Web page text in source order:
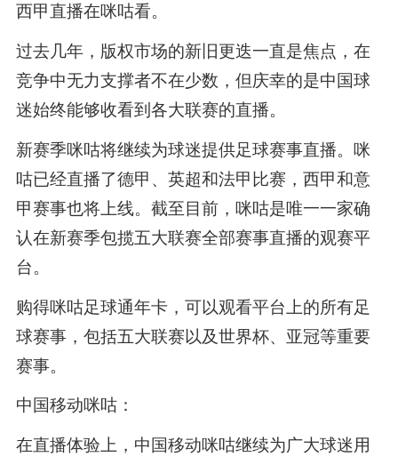
西甲直播在咪咕看。
过去几年，版权市场的新旧更迭一直是焦点，在
竞争中无力支撑者不在少数，但庆幸的是中国球
迷始终能够收看到各大联赛的直播。
新赛季咪咕将继续为球迷提供足球赛事直播。咪
咕已经直播了德甲、英超和法甲比赛，西甲和意
甲赛事也将上线。截至目前，咪咕是唯一一家确
认在新赛季包揽五大联赛全部赛事直播的观赛平
台。
购得咪咕足球通年卡，可以观看平台上的所有足
球赛事，包括五大联赛以及世界杯、亚冠等重要
赛事。
中国移动咪咕：
在直播体验上，中国移动咪咕继续为广大球迷用